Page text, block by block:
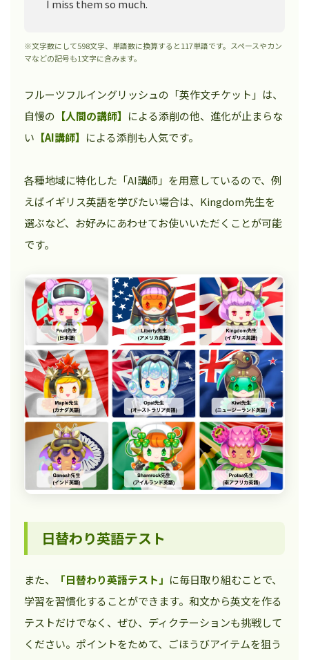
I miss them so much.
※文字数にして598文字、単語数に換算すると117単語です。スペースやカン
マなどの記号も1文字に含みます。
フルーツフルイングリッシュの「英作文チケット」は、
自慢の 【人間の講師】 による添削の他、進化が止まらな
い 【AI講師】 による添削も人気です。
各種地域に特化した「AI講師」を用意しているので、例
えばイギリス英語を学びたい場合は、Kingdom先生を
選ぶなど、お好みにあわせてお使いいただくことが可能
です。
日替わり英語テスト
また、 「日替わり英語テスト」 に毎日取り組むことで、
学習を習慣化することができます。和文から英文を作る
テストだけでなく、ぜひ、ディクテーションも挑戦して
ください。ポイントをためて、ごほうびアイテムを狙う